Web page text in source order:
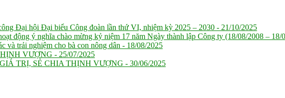
Đại hội Đại biểu Công đoàn lần thứ VI, nhiệm kỳ 2025 – 2030 - 21/10/2025
động ý nghĩa chào mừng kỷ niệm 17 năm Ngày thành lập Công ty (18/08/2008 – 18/
và trải nghiệm cho bà con nông dân - 18/08/2025
VƯỢNG - 25/07/2025
TRỊ, SẺ CHIA THỊNH VƯỢNG - 30/06/2025